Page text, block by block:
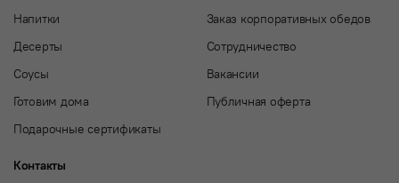
Напитки
Десерты
Соусы
Готовим дома
Подарочные сертификаты
Заказ корпоративных обедов
Сотрудничество
Вакансии
Публичная оферта
Контакты